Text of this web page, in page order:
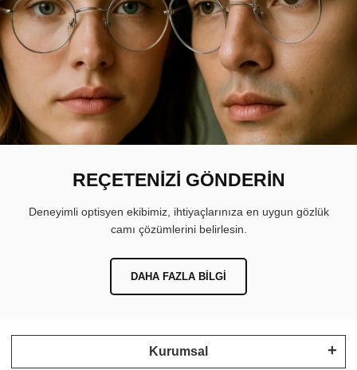
REÇETENİZİ GÖNDERİN
Deneyimli optisyen ekibimiz, ihtiyaçlarınıza en uygun gözlük
camı çözümlerini belirlesin.
DAHA FAZLA BILGI
Kurumsal